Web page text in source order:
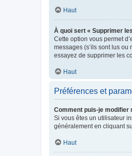
Haut
À quoi sert « Supprimer
Cette option vous permet
messages (s’ils sont lus
essayez de supprimer les
Haut
Préférences et
Comment puis-je modifier
Si vous êtes un utilisateur
généralement en cliquant
Haut